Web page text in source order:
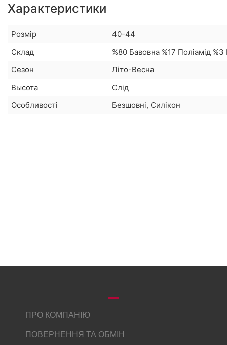
Характеристики
Розмір
40-44
Склад
%80 Бавовна %17 Поліамід %3
Сезон
Літо-Весна
Высота
Слід
Особливості
Безшовні, Силікон
ПРО КОМПАНІЮ
ПОВЕРНЕННЯ ТА ОБМІН